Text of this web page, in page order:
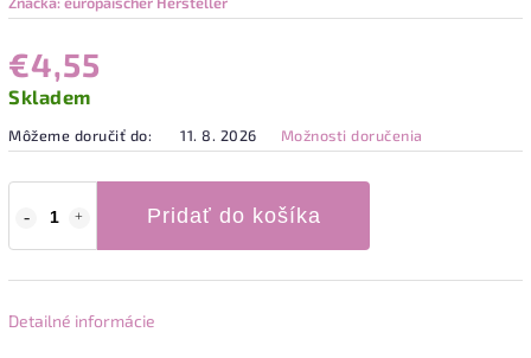
€4,55
Skladem
Môžeme doručiť do: 11. 8. 2026 Možnosti doručenia
Pridať do košíka
Detailné informácie